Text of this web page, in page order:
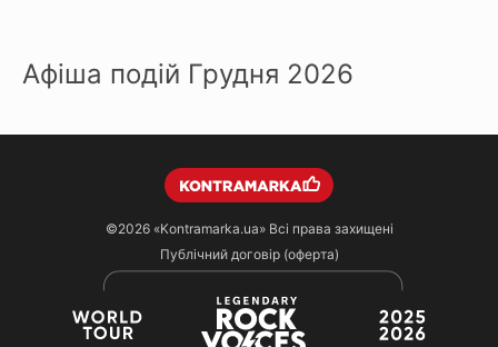
Афіша подій Грудня 2026
©2026 «Kontramarka.ua»Всі права захищені
Публічний договір (оферта)